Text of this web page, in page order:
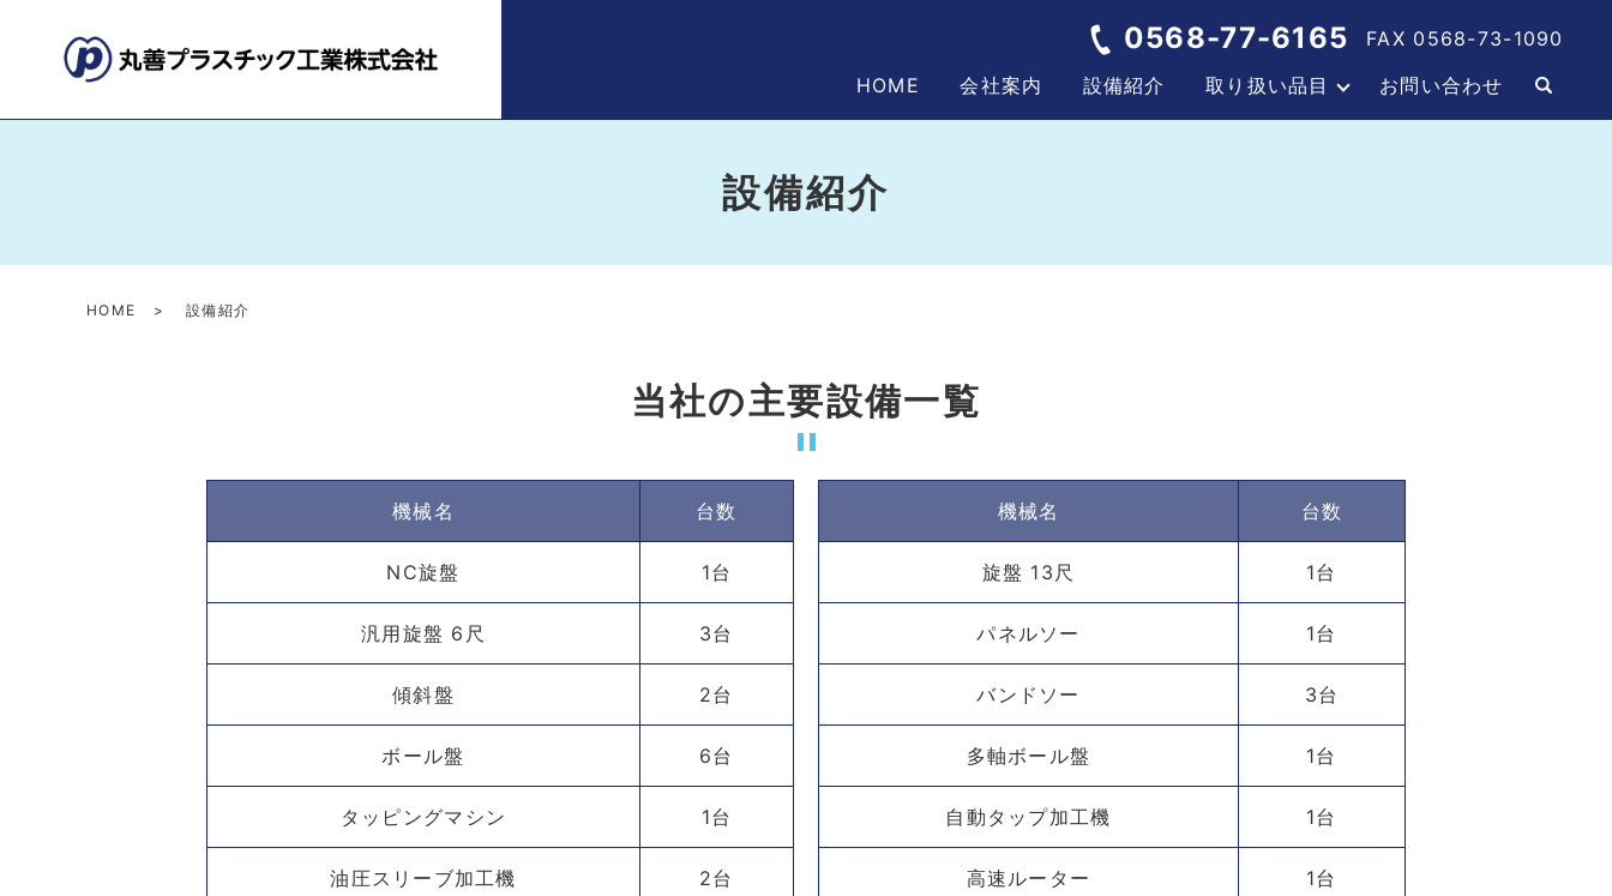
0568-77-6165
FAX 0568-73-1090
HOME
会社案内 設備紹介 取り扱い品目 お問い合わせ
設備紹介
HOME 設備紹介
当社の主要設備一覧
機械名 台数
NC旋盤 1台
汎用旋盤 6尺 3台
傾斜盤 2台
ボール盤 6台
タッピングマシン 1台
油圧スリーブ加工機 2台
機械名 台数
旋盤 13尺 1台
パネルソー 1台
バンドソー 3台
多軸ボール盤 1台
自動タップ加工機 1台
高速ルーター 1台